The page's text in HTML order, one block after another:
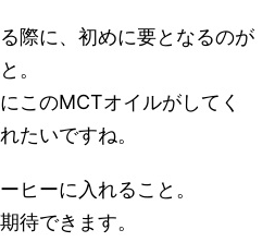
際に、初めに要となるのが
。
このMCTオイルがしてく
たいですね。
ヒーに入れること。
待できます。